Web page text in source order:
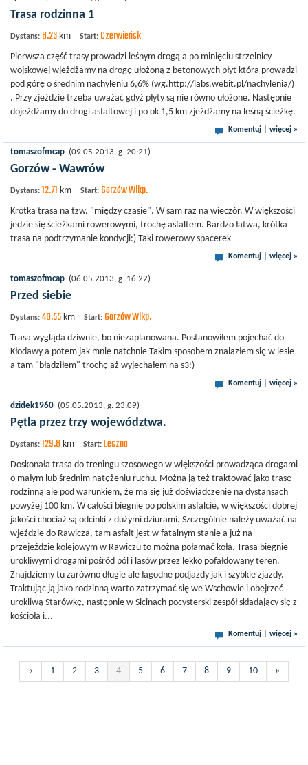
Trasa rodzinna 1
Dystans: 8.23 km Start: Czerwieńsk
Pierwsza część trasy prowadzi leśnym drogą a po minięciu strzelnicy
wojskowej wjeżdżamy na drogę ułożoną z betonowych płyt która prowadzi
pod górę o średnim nachyleniu 6,6% (wg.http://labs.webit.pl/nachylenia/)
. Przy zjeździe trzeba uważać gdyż płyty są nie równo ułożone. Następnie
dojeżdżamy do drogi asfaltowej i po ok 1,5 km zjeżdżamy na leśną ścieżkę.
Komentuj więcej »
tomaszofmcap (09.05.2013, g. 20:21)
Gorzów - Wawrów
Dystans: 12.71 km Start: Gorzów Wlkp.
Krótka trasa na tzw. "między czasie". W sam raz na wieczór. W większości
jedzie się ścieżkami rowerowymi, trochę asfaltem. Bardzo łatwa, krótka
trasa na podtrzymanie kondycji:) Taki rowerowy spacerek
Komentuj więcej »
tomaszofmcap (06.05.2013, g. 16:22)
Przed siebie
Dystans: 48.55 km Start: Gorzów Wlkp.
Trasa wygląda dziwnie, bo niezaplanowana. Postanowiłem pojechać do
Kłodawy a potem jak mnie natchnie Takim sposobem znalazłem się w lesie
a tam "błądziłem" trochę aż wyjechałem na s3:)
Komentuj więcej »
dzidek1960 (05.05.2013, g. 23:09)
Pętla przez trzy województwa.
Dystans: 129.8 km Start: Leszno
Doskonała trasa do treningu szosowego w większości prowadząca drogami
o małym lub średnim natężeniu ruchu. Można ją też traktować jako trasę
rodzinną ale pod warunkiem, że ma się już doświadczenie na dystansach
powyżej 100 km. W całości biegnie po polskim asfalcie, w większości dobrej
jakości chociaż są odcinki z dużymi dziurami. Szczególnie należy uważać na
wjeździe do Rawicza, tam asfalt jest w fatalnym stanie a już na
przejeździe kolejowym w Rawiczu to można połamać koła. Trasa biegnie
urokliwymi drogami pośród pól i lasów przez lekko pofałdowany teren.
Znajdziemy tu zarówno długie ale łagodne podjazdy jak i szybkie zjazdy.
Traktując ją jako rodzinną warto zatrzymać się we Wschowie i obejrzeć
urokliwą Starówkę, następnie w Sicinach pocysterski zespół składający się z
kościoła i...
Komentuj więcej »
« 1 2 3 4 5 6 7 8 9 10 »